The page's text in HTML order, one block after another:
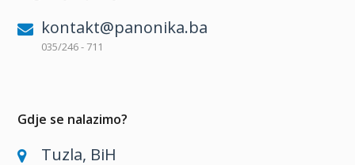
kontakt@panonika.ba
035/246 - 711
Gdje se nalazimo?
Tuzla, BiH